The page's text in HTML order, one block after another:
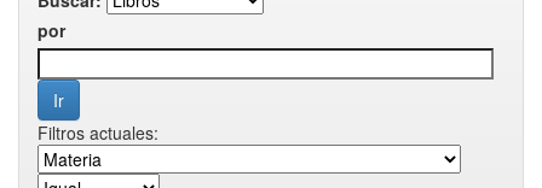
por
Filtros actuales: